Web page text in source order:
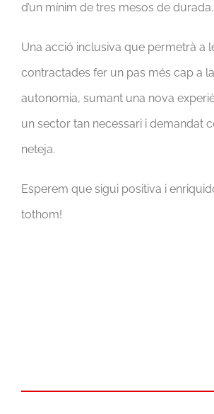
d’un mínim de tres mesos de durada.
Una acció inclusiva que permetrà a
contractades fer un pas més cap a
autonomia, sumant una nova
un sector tan necessari i demandat
neteja.
Esperem que sigui positiva i
tothom!